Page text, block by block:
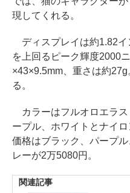
現してくれる。
ディスプレイは約1.82イ
を上回るピーク輝度2000
×43×9.5mm、重さは約
る。
カラーはフルオロエラス
ープル、ホワイトとナイ
価格はブラック、パープ
レーが2万5080円。
関連記事